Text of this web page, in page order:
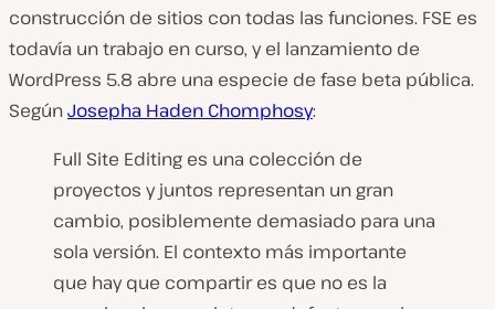
construcción de sitios con todas las funciones. FSE es
todavía un trabajo en curso, y el lanzamiento de
WordPress 5.8 abre una especie de fase beta pública.
SegúnJosepha Haden Chomphosy:
Full Site Editing es una colección de
proyectos y juntos representan un gran
cambio, posiblemente demasiado para una
sola versión. El contexto más importante
que hay que compartir es que no es la